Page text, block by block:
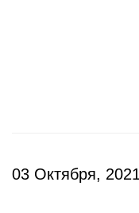
03 Октября, 2021